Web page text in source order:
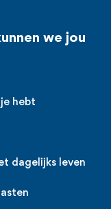
we jou
hebt
dagelijks leven